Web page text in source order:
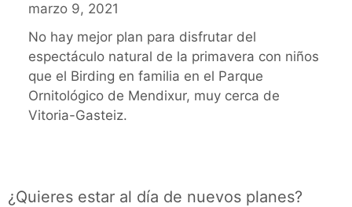
marzo 9, 2021
No hay mejor plan para disfrutar del
espectáculo natural de la primavera con niños
que el Birding en familia en el Parque
Ornitológico de Mendixur, muy cerca de
Vitoria-Gasteiz.
¿Quieres estar al día de nuevos planes?